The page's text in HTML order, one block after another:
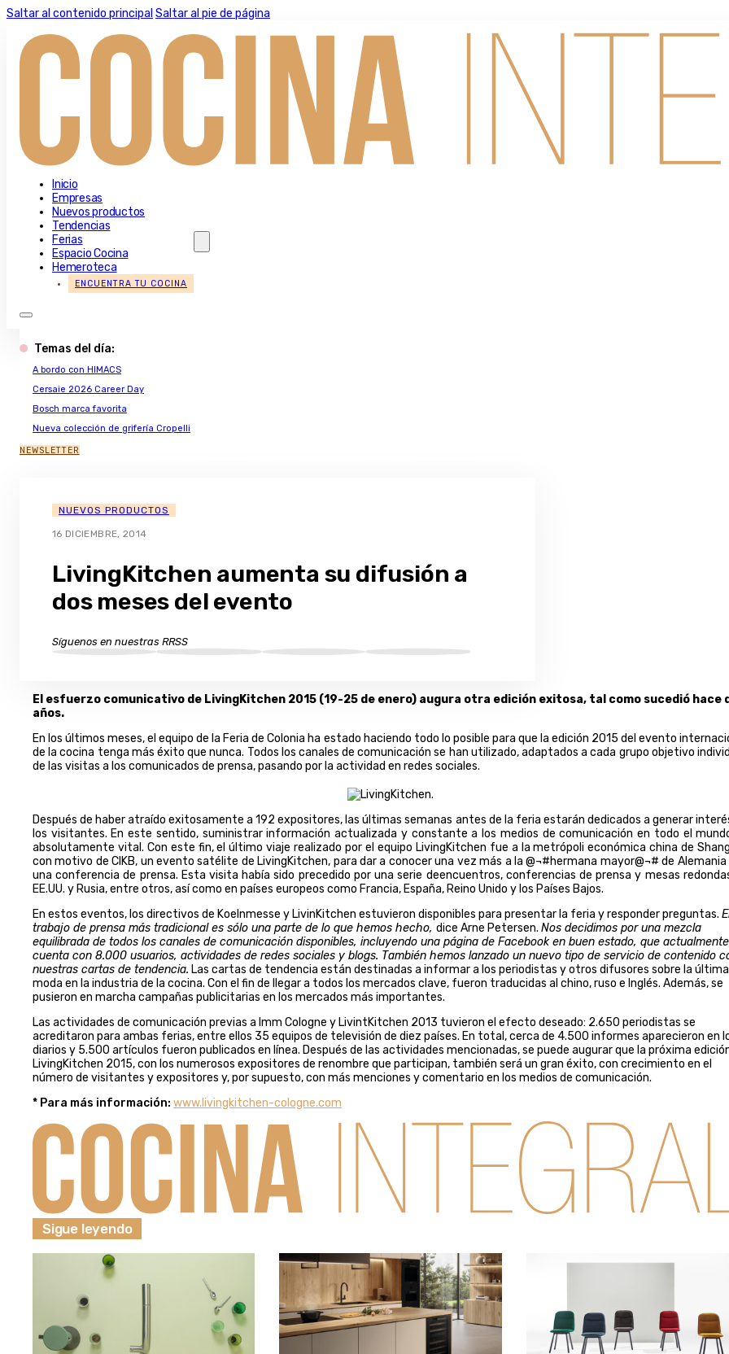
Saltar al contenido principal Saltar al pie de página
Inicio
Empresas
Nuevos productos
Tendencias
Ferias
Espacio Cocina
Hemeroteca
ENCUENTRA TU COCINA
Temas del día:
A bordo con HIMACS
Cersaie 2026 Career Day
Bosch marca favorita
Nueva colección de grifería Cropelli
NEWSLETTER
NUEVOS PRODUCTOS
16 DICIEMBRE, 2014
LivingKitchen aumenta su difusión a
dos meses del evento
Síguenos en nuestras RRSS
El esfuerzo comunicativo de LivingKitchen 2015 (19-25 de enero) augura otra edición exitosa, tal como sucedió hace
años.
En los últimos meses, el equipo de la Feria de Colonia ha estado haciendo todo lo posible para que la edición 2015 del evento
de la cocina tenga más éxito que nunca. Todos los canales de comunicación se han utilizado, adaptados a cada grupo objetivo
de las visitas a los comunicados de prensa, pasando por la actividad en redes sociales.
Después de haber atraído exitosamente a 192 expositores, las últimas semanas antes de la feria estarán dedicados a generar
los visitantes. En este sentido, suministrar información actualizada y constante a los medios de comunicación en todo el
absolutamente vital. Con este fin, el último viaje realizado por el equipo LivingKitchen fue a la metrópoli económica china de
con motivo de CIKB, un evento satélite de LivingKitchen, para dar a conocer una vez más a la @¬#hermana mayor@¬# de Alemania
una conferencia de prensa. Esta visita había sido precedido por una serie deencuentros, conferencias de prensa y mesas
EE.UU. y Rusia, entre otros, así como en países europeos como Francia, España, Reino Unido y los Países Bajos.
En estos eventos, los directivos de Koelnmesse y LivinKitchen estuvieron disponibles para presentar la feria y responder preguntas.
trabajo de prensa más tradicional es sólo una parte de lo que hemos hecho, dice Arne Petersen. Nos decidimos por una mezcla
equilibrada de todos los canales de comunicación disponibles, incluyendo una página de Facebook en buen estado, que actualmente
cuenta con 8.000 usuarios, actividades de redes sociales y blogs. También hemos lanzado un nuevo tipo de servicio de contenido
nuestras cartas de tendencia. Las cartas de tendencia están destinadas a informar a los periodistas y otros difusores sobre la última
moda en la industria de la cocina. Con el fin de llegar a todos los mercados clave, fueron traducidas al chino, ruso e Inglés. Además, se
pusieron en marcha campañas publicitarias en los mercados más importantes.
Las actividades de comunicación previas a Imm Cologne y LivintKitchen 2013 tuvieron el efecto deseado: 2.650 periodistas se
acreditaron para ambas ferias, entre ellos 35 equipos de televisión de diez países. En total, cerca de 4.500 informes aparecieron en
diarios y 5.500 artículos fueron publicados en línea. Después de las actividades mencionadas, se puede augurar que la próxima
LivingKitchen 2015, con los numerosos expositores de renombre que participan, también será un gran éxito, con crecimiento en el
número de visitantes y expositores y, por supuesto, con más menciones y comentario en los medios de comunicación.
* Para más información: www.livingkitchen-cologne.com
Sigue leyendo